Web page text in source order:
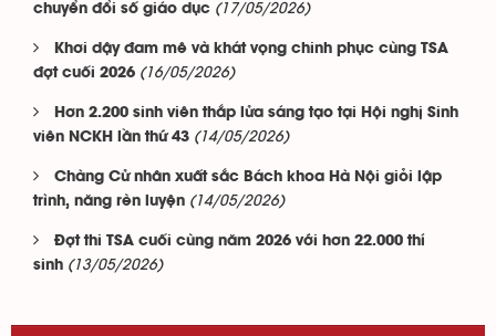
chuyển đổi số giáo dục (17/05/2026)
Khơi dậy đam mê và khát vọng chinh phục cùng TSA
đợt cuối 2026 (16/05/2026)
Hơn 2.200 sinh viên thắp lửa sáng tạo tại Hội nghị Sinh
viên NCKH lần thứ 43 (14/05/2026)
Chàng Cử nhân xuất sắc Bách khoa Hà Nội giỏi lập
trình, năng rèn luyện (14/05/2026)
Đợt thi TSA cuối cùng năm 2026 với hơn 22.000 thí
sinh (13/05/2026)